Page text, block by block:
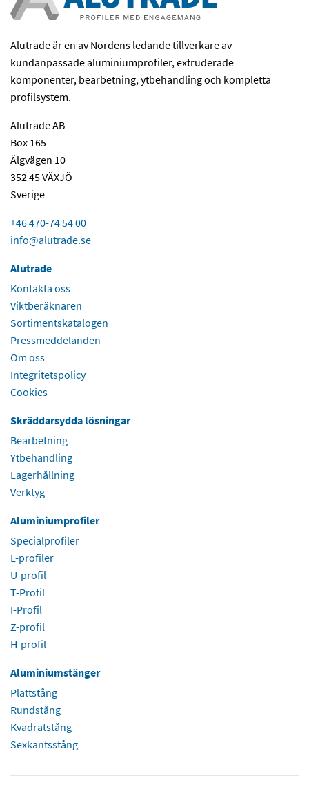
Alutrade är en av Nordens ledande tillverkare av
kundanpassade aluminiumprofiler, extruderade
komponenter, bearbetning, ytbehandling och kompletta
profilsystem.
Alutrade AB
Box 165
Älgvägen 10
352 45 VÄXJÖ
Sverige
+46 470-74 54 00
info@alutrade.se
Alutrade
Kontakta oss
Viktberäknaren
Sortimentskatalogen
Pressmeddelanden
Om oss
Integritetspolicy
Cookies
Skräddarsydda lösningar
Bearbetning
Ytbehandling
Lagerhållning
Verktyg
Aluminiumprofiler
Specialprofiler
L-profiler
U-profil
T-Profil
I-Profil
Z-profil
H-profil
Aluminiumstänger
Plattstång
Rundstång
Kvadratstång
Sexkantsstång